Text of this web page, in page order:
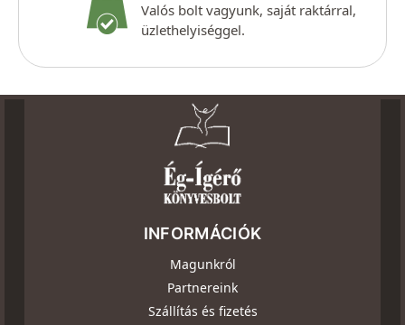
Valós bolt vagyunk, saját raktárral,
üzlethelyiséggel.
INFORMÁCIÓK
Magunkról
Partnereink
Szállítás és fizetés